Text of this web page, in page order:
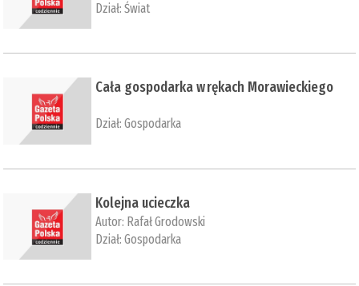
Dział:Świat
Cała gospodarka w rękach Morawieckiego
Dział:Gospodarka
Kolejna ucieczka
Autor: Rafał Grodowski
Dział:Gospodarka